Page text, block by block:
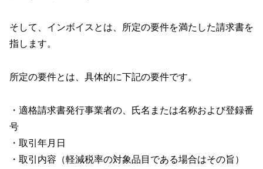
そして、インボイスとは、所定の要件を満たした請求書を
指します。
所定の要件とは、具体的に下記の要件です。
・適格請求書発行事業者の、氏名または名称および登録番
号
・取引年月日
・取引内容（軽減税率の対象品目である場合はその旨）